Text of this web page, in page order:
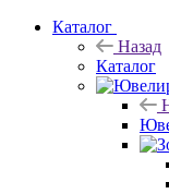
Каталог
Назад
Каталог